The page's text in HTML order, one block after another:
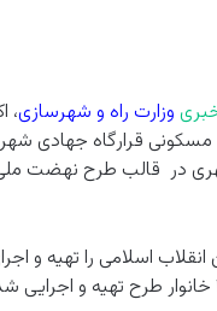
وزارت راه و شهرسازی،
مسکونی شهری در قالب
اسلامی را تهیه و